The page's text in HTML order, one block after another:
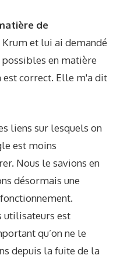
de
Krum et lui ai demandé
en matière
est correct. Elle m'a dit
liens sur lesquels on
est moins
Nous le savions en
désormais une
utilisateurs est
qu’on ne le
depuis la fuite de la